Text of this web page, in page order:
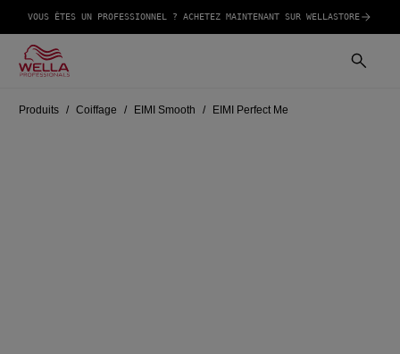
VOUS ÊTES UN PROFESSIONNEL ? ACHETEZ MAINTENANT SUR WELLASTORE
Produits Coiffage EIMI Smooth EIMI Perfect Me